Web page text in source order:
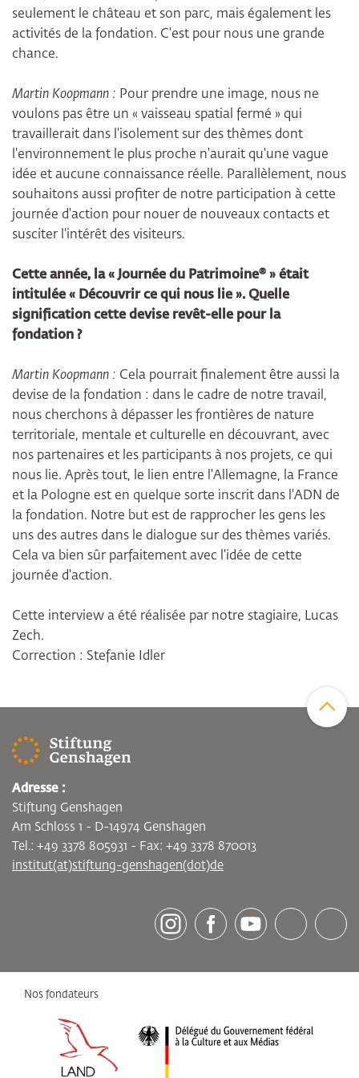
seulement le château et son parc, mais également les
activités de la fondation. C'est pour nous une grande
chance.
Martin Koopmann : Pour prendre une image, nous ne
voulons pas être un « vaisseau spatial fermé » qui
travaillerait dans l'isolement sur des thèmes dont
l'environnement le plus proche n'aurait qu'une vague
idée et aucune connaissance réelle. Parallèlement, nous
souhaitons aussi profiter de notre participation à cette
journée d'action pour nouer de nouveaux contacts et
susciter l'intérêt des visiteurs.
Cette année, la « Journée du Patrimoine® » était
intitulée « Découvrir ce qui nous lie ». Quelle
signification cette devise revêt-elle pour la
fondation ?
Martin Koopmann : Cela pourrait finalement être aussi la
devise de la fondation : dans le cadre de notre travail,
nous cherchons à dépasser les frontières de nature
territoriale, mentale et culturelle en découvrant, avec
nos partenaires et les participants à nos projets, ce qui
nous lie. Après tout, le lien entre l'Allemagne, la France
et la Pologne est en quelque sorte inscrit dans l'ADN de
la fondation. Notre but est de rapprocher les gens les
uns des autres dans le dialogue sur des thèmes variés.
Cela va bien sûr parfaitement avec l'idée de cette
journée d'action.
Cette interview a été réalisée par notre stagiaire, Lucas
Zech.
Correction : Stefanie Idler
[socialLinksTitle]
Adresse :
Stiftung Genshagen
Am Schloss 1 - D-14974 Genshagen
Tel.: +49 3378 805931 - Fax: +49 3378 870013
institut(at)stiftung-genshagen(dot)de
Nos fondateurs